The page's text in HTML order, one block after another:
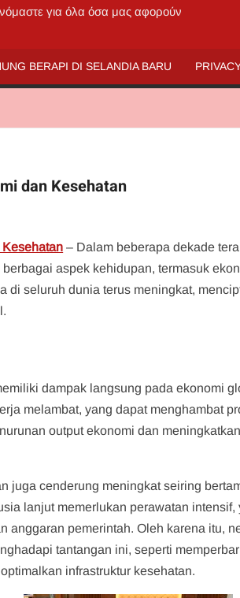
για όλα όσα μας αφορούν
BERAPI DI SELANDIA BARU
dan Kesehatan
– Dalam beberapa dekade
aspek kehidupan, termasuk
di seluruh dunia terus meningkat,
dampak langsung pada ekonomi
melambat, yang dapat menghambat
output ekonomi dan
juga cenderung meningkat seiring
lanjut memerlukan perawatan
anggaran pemerintah. Oleh karena itu,
tantangan ini, seperti
infrastruktur kesehatan.